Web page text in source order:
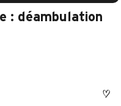
: déambulation